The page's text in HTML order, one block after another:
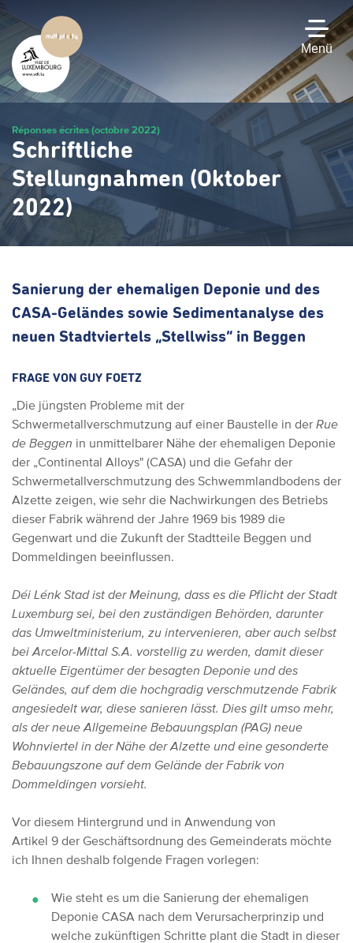
Zum
Hauptinhalt
gehen
Menü
Réponses écrites (octobre 2022)
Schriftliche
Stellungnahmen (Oktober
2022)
Sanierung der ehemaligen Deponie und des
CASA-Geländes sowie Sedimentanalyse des
neuen Stadtviertels „Stellwiss“ in Beggen
FRAGE VON GUY FOETZ
„Die jüngsten Probleme mit der
Schwermetallverschmutzung auf einer Baustelle in der Rue
de Beggen in unmittelbarer Nähe der ehemaligen Deponie
der „Continental Alloys" (CASA) und die Gefahr der
Schwermetallverschmutzung des Schwemmlandbodens der
Alzette zeigen, wie sehr die Nachwirkungen des Betriebs
dieser Fabrik während der Jahre 1969 bis 1989 die
Gegenwart und die Zukunft der Stadtteile Beggen und
Dommeldingen beeinflussen.
Déi Lénk Stadist der Meinung, dass es die Pflicht der Stadt
Luxemburg sei, bei den zuständigen Behörden, darunter
das Umweltministerium, zu intervenieren, aber auch selbst
bei Arcelor-Mittal S.A. vorstellig zu werden, damit dieser
aktuelle Eigentümer der besagten Deponie und des
Geländes, auf dem die hochgradig verschmutzende Fabrik
angesiedelt war, diese sanieren lässt. Dies gilt umso mehr,
als der neue Allgemeine Bebauungsplan (PAG) neue
Wohnviertel in der Nähe der Alzette und eine gesonderte
Bebauungszone auf dem Gelände der Fabrik von
Dommeldingen vorsieht.
Vor diesem Hintergrund und in Anwendung von
Artikel 9 der Geschäftsordnung des Gemeinderats möchte
ich Ihnen deshalb folgende Fragen vorlegen:
Wie steht es um die Sanierung der ehemaligen
Deponie CASA nach dem Verursacherprinzip und
welche zukünftigen Schritte plant die Stadt in dieser